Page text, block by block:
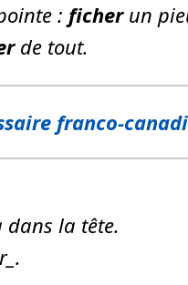
: ficherun
de tout.
franco-
dans la tête.